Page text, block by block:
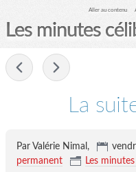
Aller au contenu
Les minutes
La
Par Valérie Nimal,
permanent
Les